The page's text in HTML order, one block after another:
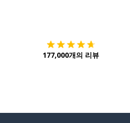
177,000개의 리뷰